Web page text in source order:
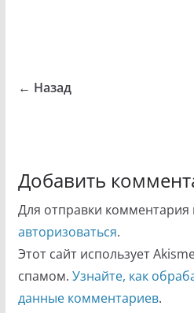
← Назад
Добавить
Для отправки
авторизоваться.
Этот сайт использует
спамом. Узнайте, как
данные комментариев.